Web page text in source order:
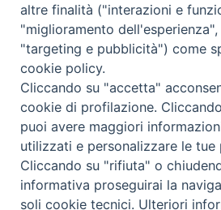
Contatti & Info
C.ne Aurelia, 50 – 00165 Roma
altre finalità ("interazioni e
"miglioramento
"targeting e pubblicità") come
cookie policy.
Cliccando su "accetta"
cookie di profilazione.
puoi avere maggiori
utilizzati e personalizzare le tue
Cliccando su "rifiuta" o
informativa proseguirai la
soli cookie tecnici. Ulteriori